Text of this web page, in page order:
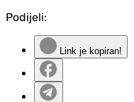
Podijeli:
Link je kopiran!